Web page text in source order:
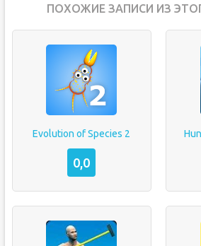
ПОХОЖИЕ ЗАПИСИ ИЗ
Evolution of Species 2
0,0